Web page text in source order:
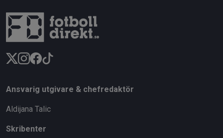
Ansvarig utgivare & chefredaktör
Aldijana Talic
Skribenter